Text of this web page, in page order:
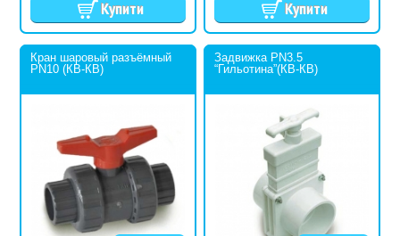
Кран шаровый разъёмный
PN10 (КВ-КВ)
Задвижка PN3.5
“Гильотина”(КВ-КВ)